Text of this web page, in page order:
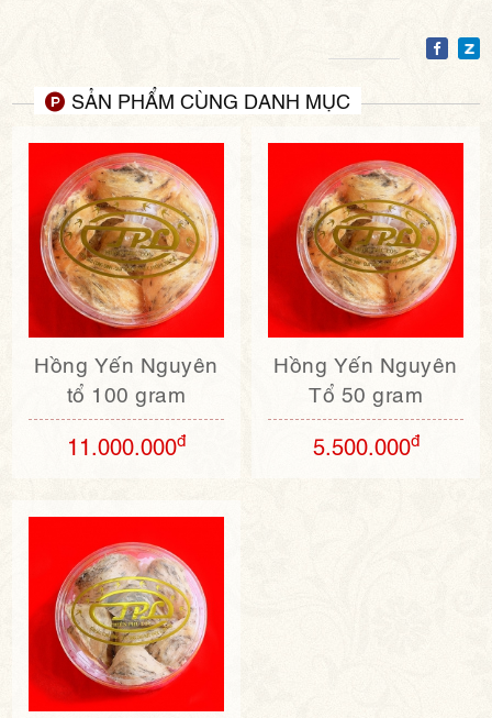
SẢN PHẨM CÙNG DANH MỤC
Hồng Yến Nguyên
tổ 100 gram
11.000.000đ
Hồng Yến Nguyên
Tổ 50 gram
5.500.000đ